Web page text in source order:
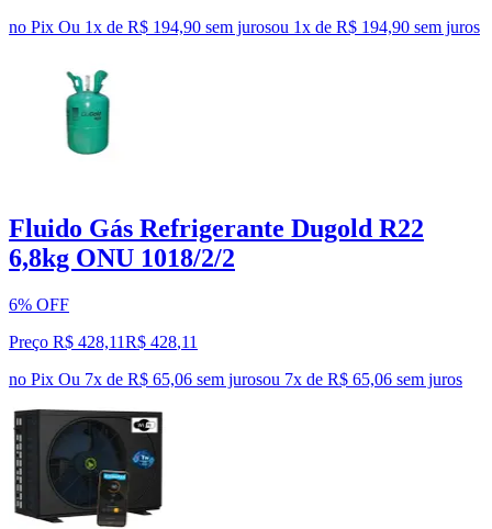
no Pix Ou 1x de R$ 194,90 sem jurosou 1x de R$ 194,90 sem juros
Fluido Gás Refrigerante Dugold R22
6,8kg ONU 1018/2/2
6% OFF
Preço R$ 428,11R$ 428,11
no Pix Ou 7x de R$ 65,06 sem jurosou 7x de R$ 65,06 sem juros